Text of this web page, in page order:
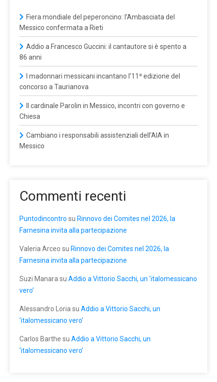
Fiera mondiale del peperoncino: l’Ambasciata del
Messico confermata a Rieti
Addio a Francesco Guccini: il cantautore si è spento a
86 anni
I madonnari messicani incantano l’11ª edizione del
concorso a Taurianova
Il cardinale Parolin in Messico, incontri con governo e
Chiesa
Cambiano i responsabili assistenziali dell’AIA in
Messico
Commenti recenti
Puntodincontro su Rinnovo dei Comites nel 2026, la
Farnesina invita alla partecipazione
Valeria Arceo su Rinnovo dei Comites nel 2026, la
Farnesina invita alla partecipazione
Suzi Manara su Addio a Vittorio Sacchi, un ‘italomessicano
vero’
Alessandro Loria su Addio a Vittorio Sacchi, un
‘italomessicano vero’
Carlos Barthe su Addio a Vittorio Sacchi, un
‘italomessicano vero’